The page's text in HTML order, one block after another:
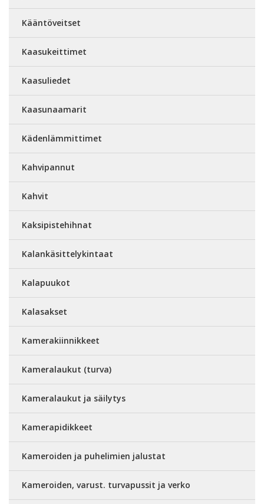
Kääntöveitset
Kaasukeittimet
Kaasuliedet
Kaasunaamarit
Kädenlämmittimet
Kahvipannut
Kahvit
Kaksipistehihnat
Kalankäsittelykintaat
Kalapuukot
Kalasakset
Kamerakiinnikkeet
Kameralaukut (turva)
Kameralaukut ja säilytys
Kamerapidikkeet
Kameroiden ja puhelimien jalustat
Kameroiden, varust. turvapussit ja verko